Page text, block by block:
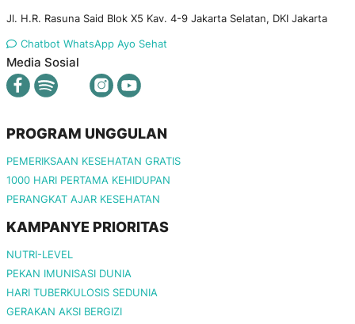
Jl. H.R. Rasuna Said Blok X5 Kav. 4-9 Jakarta Selatan, DKI Jakarta
Chatbot WhatsApp Ayo Sehat
Media Sosial
PROGRAM UNGGULAN
PEMERIKSAAN KESEHATAN GRATIS
1000 HARI PERTAMA KEHIDUPAN
PERANGKAT AJAR KESEHATAN
KAMPANYE PRIORITAS
NUTRI-LEVEL
PEKAN IMUNISASI DUNIA
HARI TUBERKULOSIS SEDUNIA
GERAKAN AKSI BERGIZI